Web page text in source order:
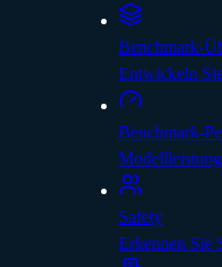
Benchmark-
Entwickeln
Benchmark-
Safety
Erkennen Sie